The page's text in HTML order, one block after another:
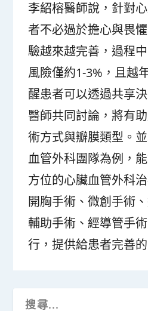
李紹榕醫師說，針對
者不必過於擔心與畏
驗越來越完善，過程
風險僅約1-3%，且越
醒患者可以透過共享
醫師共同討論，將有
術方式與瓣膜類型。
血管外科團隊為例，
方位的心臟血管外科
開胸手術、微創手術
輔助手術、經導管手
行，提供給患者完善的